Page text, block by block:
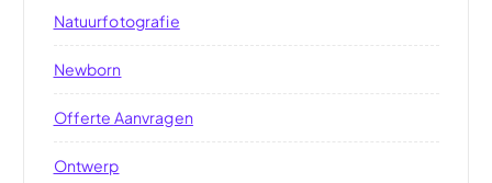
Natuurfotografie
Newborn
Offerte Aanvragen
Ontwerp